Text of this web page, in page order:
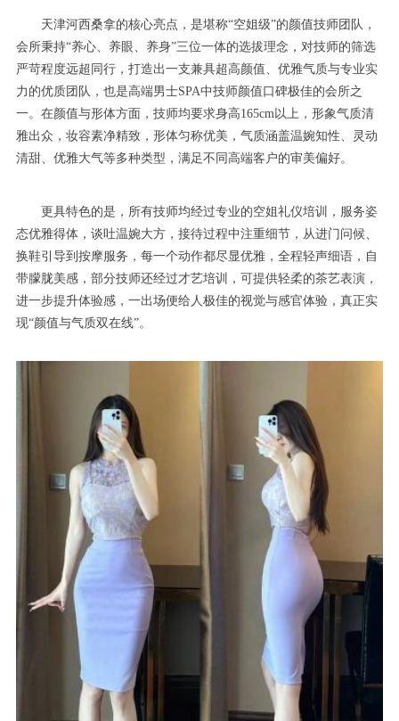
天津河西桑拿的核心亮点，是堪称“空姐级”的颜值技师团队，
会所秉持“养心、养眼、养身”三位一体的选拔理念，对技师的筛选
严苛程度远超同行，打造出一支兼具超高颜值、优雅气质与专业实
力的优质团队，也是高端男士SPA中技师颜值口碑极佳的会所之
一。在颜值与形体方面，技师均要求身高165cm以上，形象气质清
雅出众，妆容素净精致，形体匀称优美，气质涵盖温婉知性、灵动
清甜、优雅大气等多种类型，满足不同高端客户的审美偏好。
更具特色的是，所有技师均经过专业的空姐礼仪培训，服务姿
态优雅得体，谈吐温婉大方，接待过程中注重细节，从进门问候、
换鞋引导到按摩服务，每一个动作都尽显优雅，全程轻声细语，自
带朦胧美感，部分技师还经过才艺培训，可提供轻柔的茶艺表演，
进一步提升体验感，一出场便给人极佳的视觉与感官体验，真正实
现“颜值与气质双在线”。